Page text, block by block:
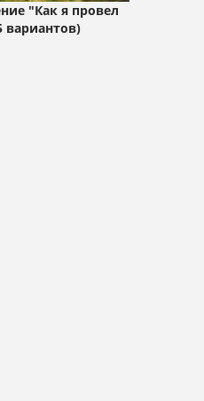
"Как я провел
вариантов)